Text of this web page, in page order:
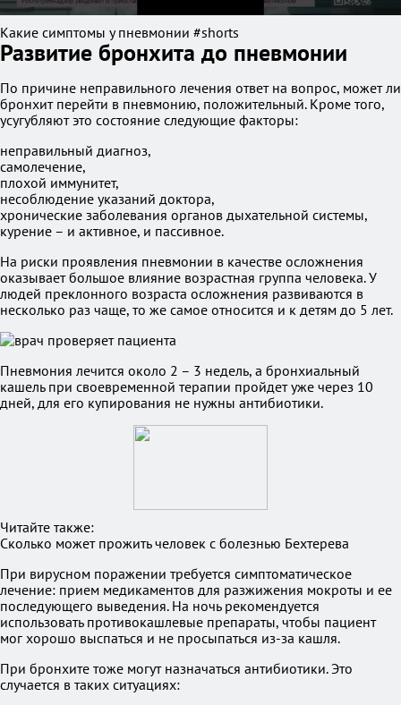
Какие симптомы у пневмонии #shorts
Развитие бронхита до пневмонии
По причине неправильного лечения ответ на вопрос, может ли
бронхит перейти в пневмонию, положительный. Кроме того,
усугубляют это состояние следующие факторы:
неправильный диагноз,
самолечение,
плохой иммунитет,
несоблюдение указаний доктора,
хронические заболевания органов дыхательной системы,
курение – и активное, и пассивное.
На риски проявления пневмонии в качестве осложнения
оказывает большое влияние возрастная группа человека. У
людей преклонного возраста осложнения развиваются в
несколько раз чаще, то же самое относится и к детям до 5 лет.
Пневмония лечится около 2 – 3 недель, а бронхиальный
кашель при своевременной терапии пройдет уже через 10
дней, для его купирования не нужны антибиотики.
Читайте также:
Сколько может прожить человек с болезнью Бехтерева
При вирусном поражении требуется симптоматическое
лечение: прием медикаментов для разжижения мокроты и ее
последующего выведения. На ночь рекомендуется
использовать противокашлевые препараты, чтобы пациент
мог хорошо выспаться и не просыпаться из-за кашля.
При бронхите тоже могут назначаться антибиотики. Это
случается в таких ситуациях: